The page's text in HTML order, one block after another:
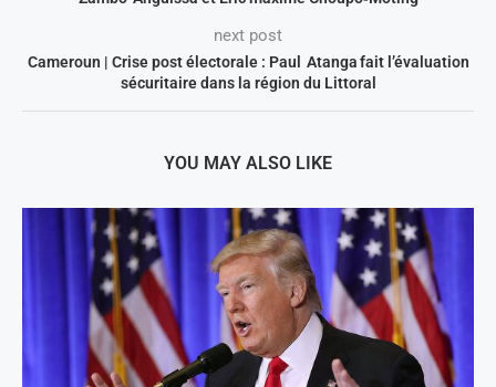
next post
Cameroun | Crise post électorale : Paul Atanga fait l’évaluation
sécuritaire dans la région du Littoral
YOU MAY ALSO LIKE